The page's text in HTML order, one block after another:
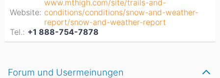
Website:
www.mthigh.com/site/trails-and-
conditions/conditions/snow-and-weather-
report/snow-and-weather-report
Tel.: +1 888-754-7878
Forum und Usermeinungen